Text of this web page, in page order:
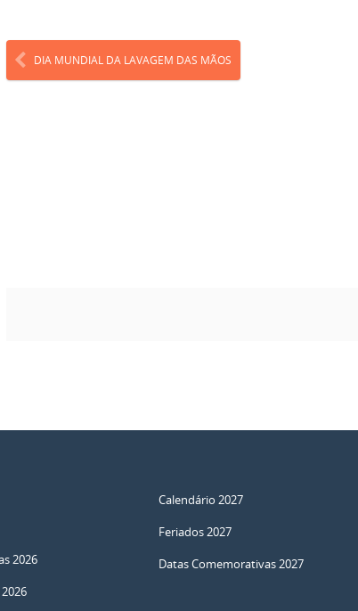
DIA MUNDIAL DA LAVAGEM DAS MÃOS
2026
Calendário 2027
Feriados 2027
Datas Comemorativas 2027